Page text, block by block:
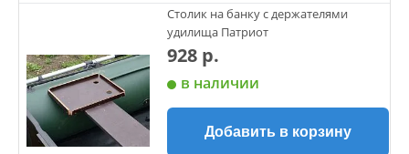
Столик на банку с держателями
удилища Патриот
928 р.
в наличии
Добавить в корзину